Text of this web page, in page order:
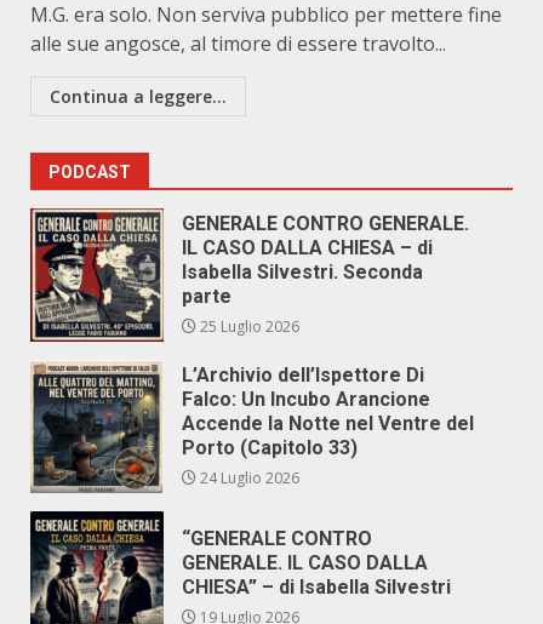
M.G. era solo. Non serviva pubblico per mettere fine
alle sue angosce, al timore di essere travolto...
Continua a leggere...
PODCAST
GENERALE CONTRO GENERALE.
IL CASO DALLA CHIESA – di
Isabella Silvestri. Seconda
parte
25 Luglio 2026
L’Archivio dell’Ispettore Di
Falco: Un Incubo Arancione
Accende la Notte nel Ventre del
Porto (Capitolo 33)
24 Luglio 2026
“GENERALE CONTRO
GENERALE. IL CASO DALLA
CHIESA” – di Isabella Silvestri
19 Luglio 2026